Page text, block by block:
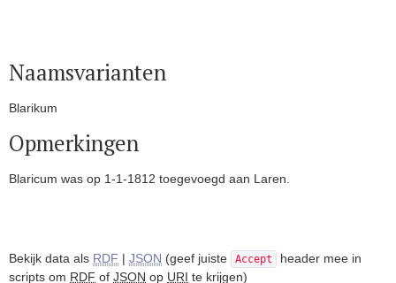
Naamsvarianten
Blarikum
Opmerkingen
Blaricum was op 1-1-1812 toegevoegd aan Laren.
Bekijk data als RDF | JSON (geef juiste Accept
header mee in
scripts om RDF of JSON op URI te krijgen)